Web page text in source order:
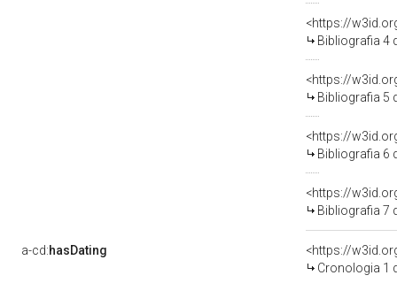
<https://
Bibliografia 4
<https://
Bibliografia 5
<https://
Bibliografia 6
<https://
Bibliografia 7
a-cd:hasDating
<https://
Cronologia 1